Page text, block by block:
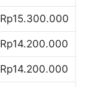
Rp15.300.000
Rp14.200.000
Rp14.200.000